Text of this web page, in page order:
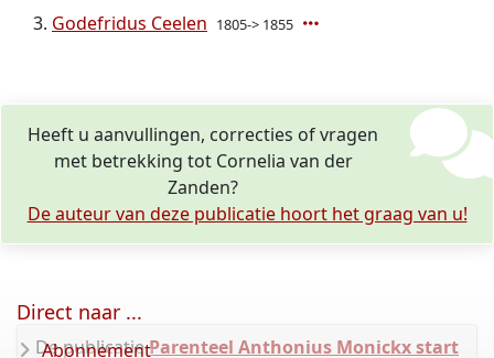
Godefridus Ceelen 1805-> 1855
Heeft u aanvullingen, correcties of vragen
met betrekking tot Cornelia van der
Zanden?
De auteur van deze publicatie hoort het graag van u!
De publicatieParenteel Anthonius Monickx start
Direct naar ...
Abonnement